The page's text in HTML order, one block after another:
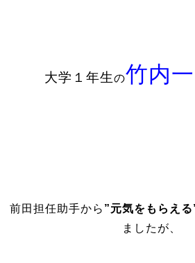
大学１年生の竹内
前田担任助手から ”元気をもらえる
ましたが、